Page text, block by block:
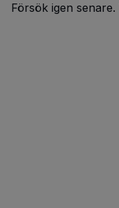
Försök igen senare.